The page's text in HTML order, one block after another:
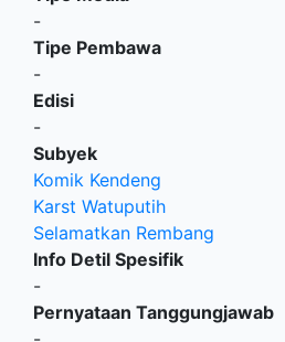
-
Tipe Pembawa
-
Edisi
-
Subyek
Komik Kendeng
Karst Watuputih
Selamatkan Rembang
Info Detil Spesifik
-
Pernyataan Tanggungjawab